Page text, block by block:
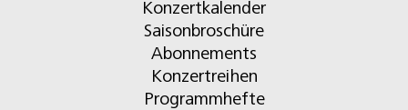
Konzertkalender
Saisonbroschüre
Abonnements
Konzertreihen
Programmhefte